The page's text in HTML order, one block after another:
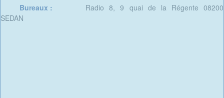
Bureaux :
Radio 8, 9 quai de la Régente 08200
SEDAN